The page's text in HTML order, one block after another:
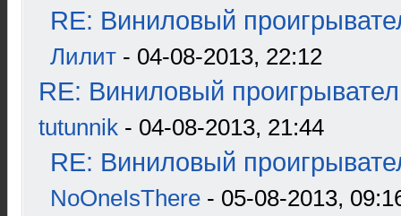
RE: Виниловый
Лилит - 04-08-2013, 22:12
RE: Виниловый
tutunnik - 04-08-2013, 21:44
RE: Виниловый
NoOneIsThere - 05-08-2013,